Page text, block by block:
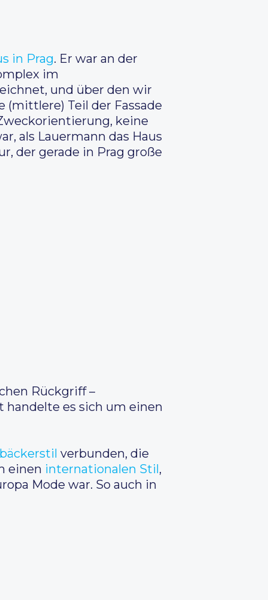
in Prag. Er war an der
im
und über den wir
(mittlere) Teil der Fassade
keine
als Lauermann das Haus
der gerade in Prag große
Rückgriff –
es sich um einen
verbunden, die
einen internationalen Stil,
Mode war. So auch in